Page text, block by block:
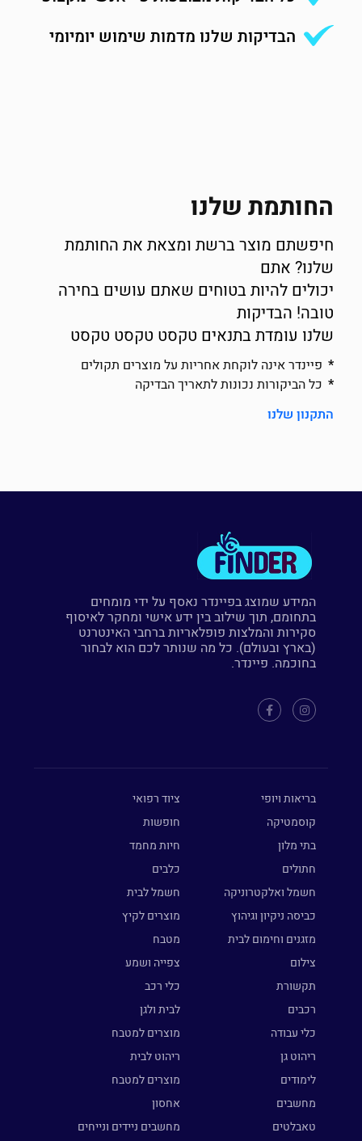
הבדיקות שלנו מדמות שימוש יומיומי
החותמת שלנו
חיפשתם מוצר ברשת ומצאת את החותמת
שלנו? אתם
יכולים להיות בטוחים שאתם עושים בחירה
טובה! הבדיקות
שלנו עומדת בתנאים טקסט טקסט טקסט
פיינדר אינה לוקחת אחריות על מוצרים תקולים
כל הביקורות נכונות לתאריך הבדיקה
התקנון שלנו
המידע שמוצג בפיינדר נאסף על ידי מומחים
בתחומם, תוך שילוב בין ידע אישי ומחקר לאיסוף
סקירות והמלצות פופלאריות ברחבי האינטרנט
(בארץ ובעולם). כל מה שנותר לכם הוא לבחור
בחוכמה. פיינדר.
בריאות ויופי
ציוד רפואי
קוסמטיקה
חופשות
בתי מלון
חיות מחמד
חתולים
כלבים
חשמל ואלקטרוניקה
חשמל לבית
כביסה ניקיון וגיהוץ
מוצרים לקיץ
מזגנים וחימום לבית
מטבח
צילום
צפייה ושמע
תקשורת
כלי רכב
רכבים
לבית ולגן
כלי עבודה
מוצרים למטבח
ריהוט גן
ריהוט לבית
לימודים
מוצרים למטבח
מחשבים
אחסון
טאבלטים
מחשבים ניידים ונייחים